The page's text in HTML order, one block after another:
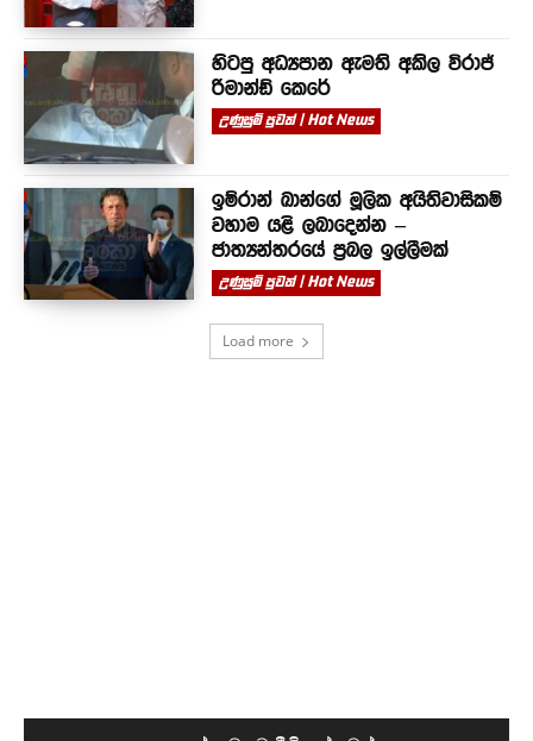
හිටපු අධ්‍යපාන ඇමති අකිල විරාජ්
රිමාන්ඩ් කෙරේ
උණුසුම් පුවත් | Hot News
ඉම්රාන් ඛාන්ගේ මූලික අයිතිවාසිකම්
වහාම යළි ලබාදෙන්න –
ජාත්‍යන්තරයේ ප්‍රබල ඉල්ලීමක්
උණුසුම් පුවත් | Hot News
Load more